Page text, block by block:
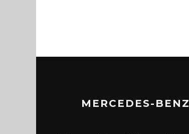
MERCEDES-BENZ